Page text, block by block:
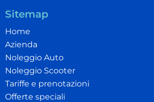
Sitemap
Home
Azienda
Noleggio Auto
Noleggio Scooter
Tariffe e prenotazioni
Offerte speciali